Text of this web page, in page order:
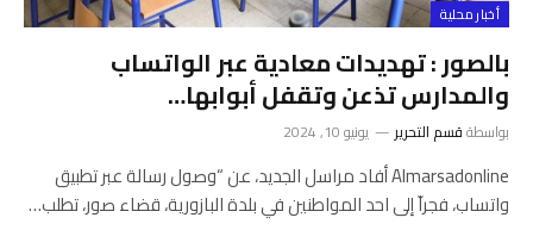
أخبار محلية
بالصور : تهديدات معادية عبر الواتساب
والمدارس تذعن وتقفل أبوابها…
بواسطةقسم التحرير يونيو 10, 2024
Almarsadonline أفاد مراسل الجديد، عن “وصول رسالة عبر تطبيق
واتساب، فجراّ إلى احد المواطنين في بلدة البازورية، قضاء صور، تطلب…